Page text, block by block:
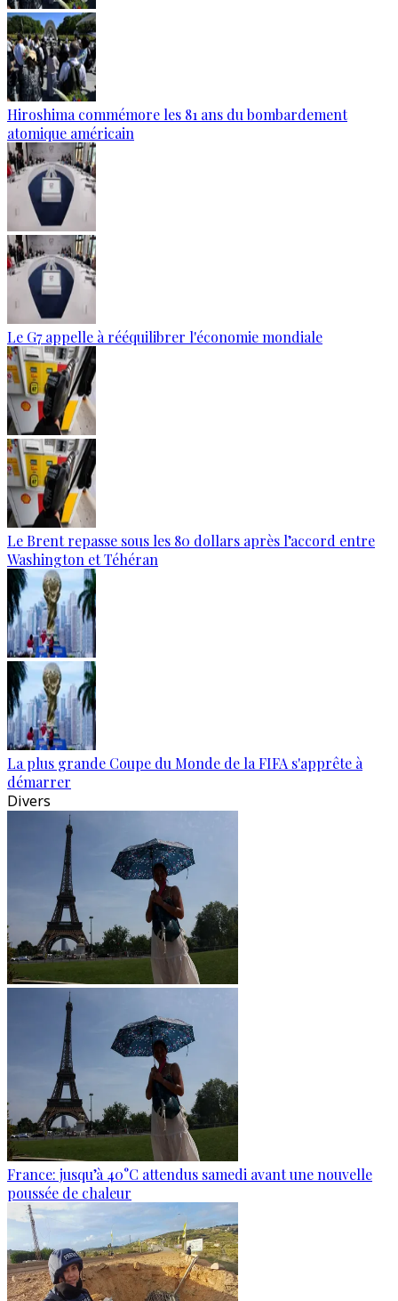
Hiroshima commémore les 81 ans du bombardement
atomique américain
Le G7 appelle à rééquilibrer l'économie mondiale
Le Brent repasse sous les 80 dollars après l’accord entre
Washington et Téhéran
La plus grande Coupe du Monde de la FIFA s'apprête à
démarrer
Divers
France: jusqu’à 40°C attendus samedi avant une nouvelle
poussée de chaleur